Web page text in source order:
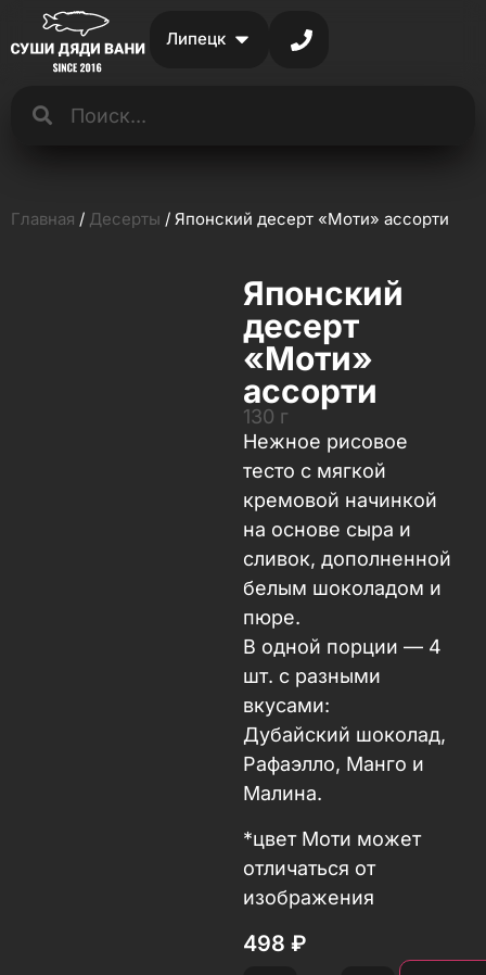
Липецк
Главная / Десерты / Японский десерт «Моти» ассорти
Японский
десерт
«Моти»
ассорти
130 г
Нежное рисовое
тесто с мягкой
кремовой начинкой
на основе сыра и
сливок, дополненной
белым шоколадом и
пюре.
В одной порции — 4
шт. с разными
вкусами:
Дубайский шоколад,
Рафаэлло, Манго и
Малина.
*цвет Моти может
отличаться от
изображения
498 ₽